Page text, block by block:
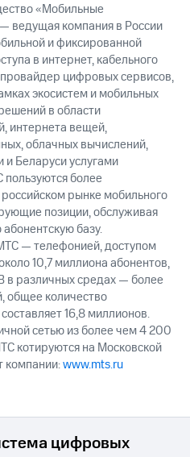
«Мобильные
компания в России
и фиксированной
в интернет, кабельного
цифровых сервисов,
экосистем и мобильных
в области
интернета вещей,
облачных вычислений,
и Беларуси услугами
более
рынке мобильного
позиции, обслуживая
базу.
— телефонией, доступом
10,7 миллиона абонентов,
в различных средах — более
общее количество
16,8 миллионов.
сетью из более чем 4 200
котируются на Московской
компании:www.mts.ru
цифровых